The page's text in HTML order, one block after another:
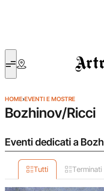
Artribune
HOME›EVENTI E MOSTRE
Bozhinov/Ricci
Eventi dedicati a
Tutti Terminati